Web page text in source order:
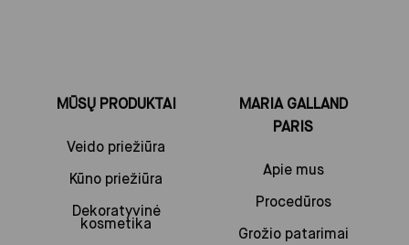
MŪSŲ PRODUKTAI
Veido priežiūra
Kūno priežiūra
Dekoratyvinė
kosmetika
MARIA GALLAND
PARIS
Apie mus
Procedūros
Grožio patarimai